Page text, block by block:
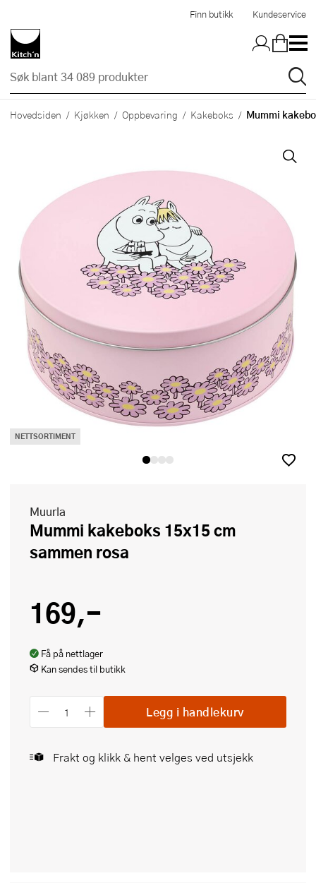
Finn butikk Kundeservice
Hovedsiden Kjøkken Oppbevaring Kakeboks Mummi
NETTSORTIMENT
Muurla
Mummi kakeboks 15x15 cm
sammen rosa
169,-
Få på nettlager
Kan sendes til butikk
Legg i handlekurv
Frakt og klikk & hent velges ved utsjekk